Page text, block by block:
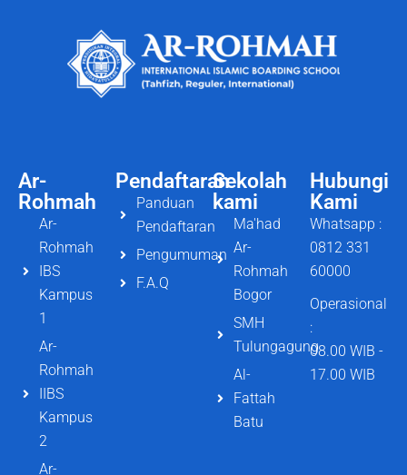
Ar-
Rohmah
Ar-
Rohmah
IBS
Kampus
1
Ar-
Rohmah
IIBS
Kampus
2
Ar-
Pendaftaran
Panduan
Pendaftaran
Pengumuman
F.A.Q
Hubungi
Kami
Whatsapp :
0812 331
60000
Operasional
:
08.00 WIB -
17.00 WIB
Sekolah
kami
Ma'had
Ar-
Rohmah
Bogor
SMH
Tulungagung
Al-
Fattah
Batu